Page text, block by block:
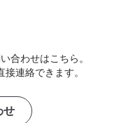
合わせはこちら。
連絡できます。
せ